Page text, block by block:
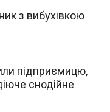
з вибухівкою
снодійне